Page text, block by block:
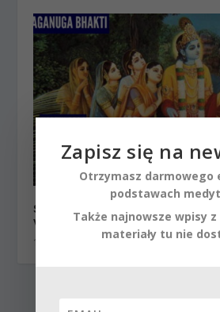
Słodkie zabawy Kryszny | Kartik
Vaishnavapada Babaji |
18 listopada 2024
Zapisz się na
Otrzymasz darmowego
podstawach
Także najnowsze wpisy
materiały tu nie